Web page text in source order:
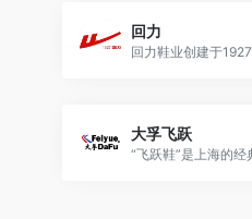
回力
大孚飞跃